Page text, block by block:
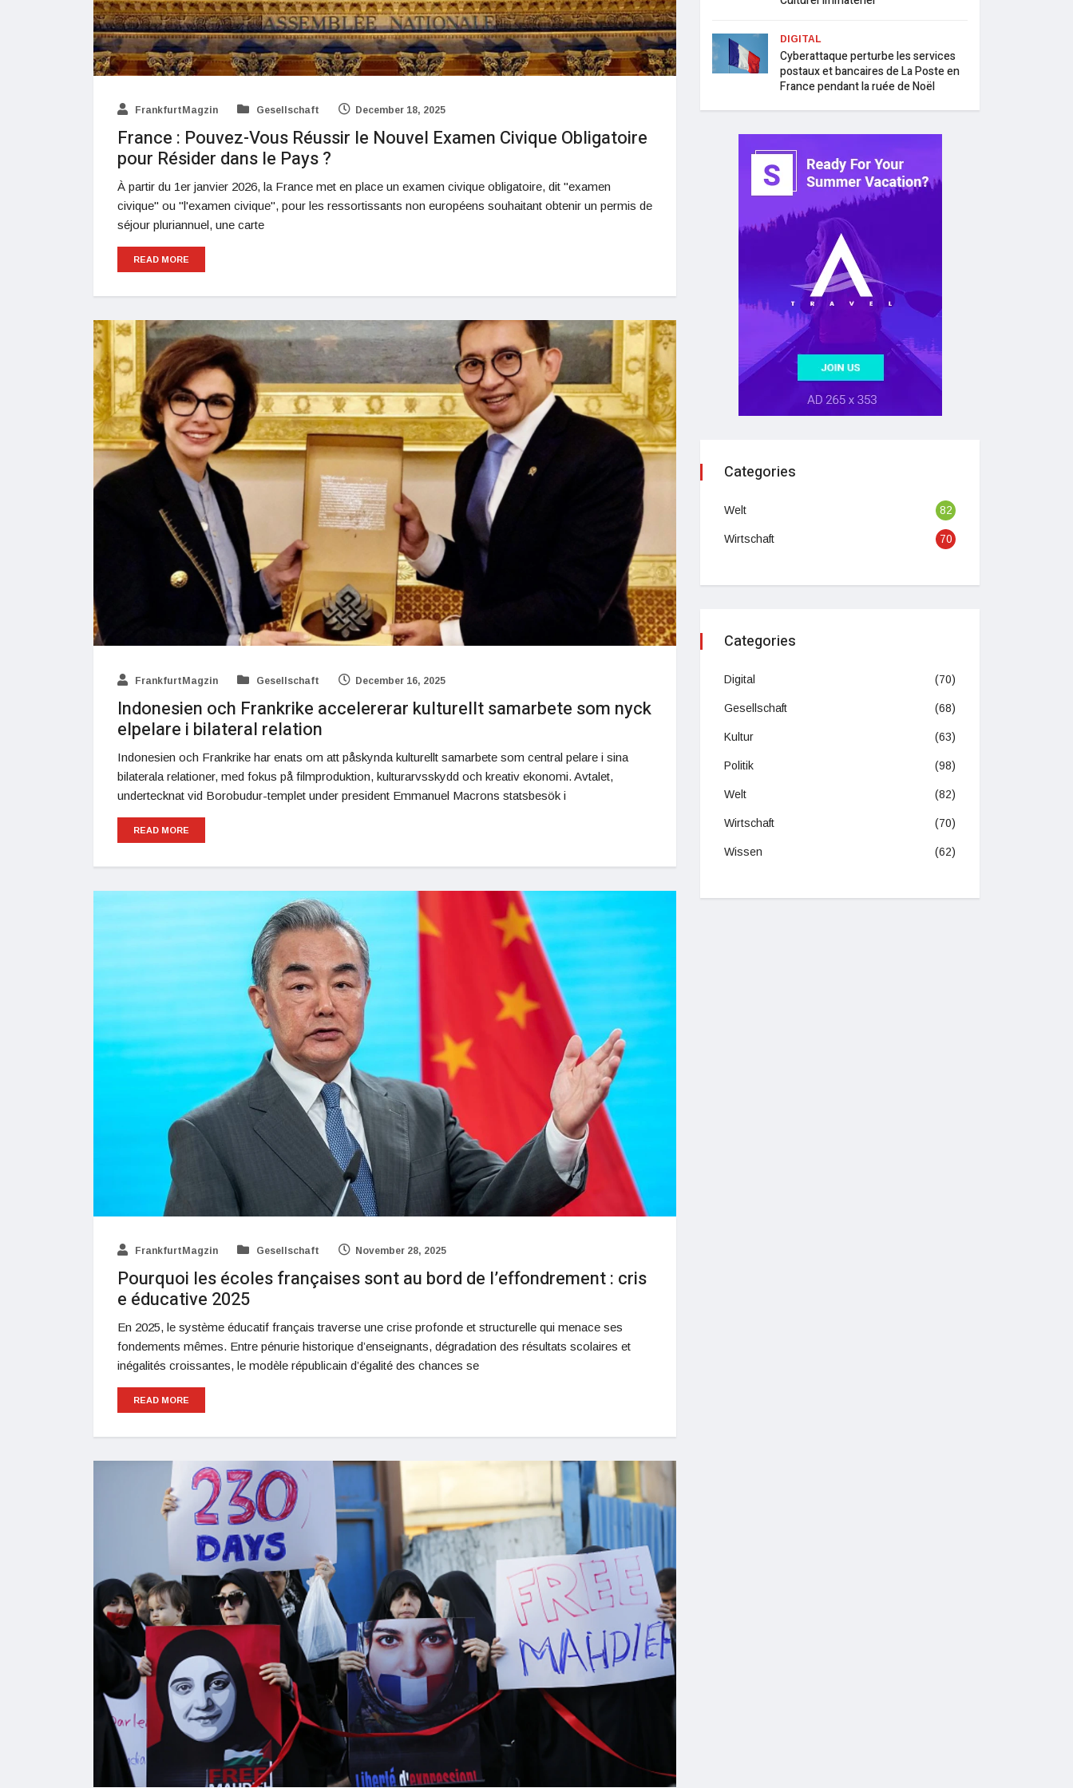
FrankfurtMagzin Gesellschaft December 18, 2025
France : Pouvez-Vous Réussir le Nouvel Examen Civique Obligatoire
pour Résider dans le Pays ?
À partir du 1er janvier 2026, la France met en place un examen civique obligatoire, dit "examen
civique" ou "l'examen civique", pour les ressortissants non européens souhaitant obtenir un permis de
séjour pluriannuel, une carte
READ MORE
FrankfurtMagzin Gesellschaft December 16, 2025
Indonesien och Frankrike accelererar kulturellt samarbete som nyck
elpelare i bilateral relation
Indonesien och Frankrike har enats om att påskynda kulturellt samarbete som central pelare i sina
bilaterala relationer, med fokus på filmproduktion, kulturarvsskydd och kreativ ekonomi. Avtalet,
undertecknat vid Borobudur-templet under president Emmanuel Macrons statsbesök i
READ MORE
FrankfurtMagzin Gesellschaft November 28, 2025
Pourquoi les écoles françaises sont au bord de l’effondrement : cris
e éducative 2025
En 2025, le système éducatif français traverse une crise profonde et structurelle qui menace ses
fondements mêmes. Entre pénurie historique d’enseignants, dégradation des résultats scolaires et
inégalités croissantes, le modèle républicain d’égalité des chances se
READ MORE
DIGITAL
Cyberattaque perturbe les services
postaux et bancaires de La Poste en
France pendant la ruée de Noël
Categories
Welt 82
Wirtschaft 70
Categories
Digital (70)
Gesellschaft (68)
Kultur (63)
Politik (98)
Welt (82)
Wirtschaft (70)
Wissen (62)